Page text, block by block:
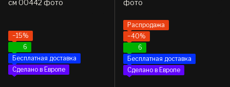
−15%
6
Бесплатная доставка
Сделано в Европе
Распродажа
−40%
6
Бесплатная доставка
Сделано в Европе